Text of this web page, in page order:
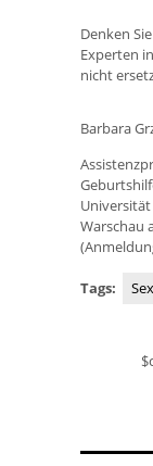
Denken
Experten
nicht
Barbara
Warschau
Tags: Sex